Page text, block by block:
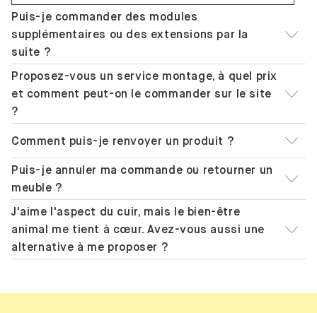
Puis-je commander des modules
supplémentaires ou des extensions par la
suite ?
Proposez-vous un service montage, à quel prix
et comment peut-on le commander sur le site
?
Comment puis-je renvoyer un produit ?
Puis-je annuler ma commande ou retourner un
meuble ?
J'aime l'aspect du cuir, mais le bien-être
animal me tient à cœur. Avez-vous aussi une
alternative à me proposer ?